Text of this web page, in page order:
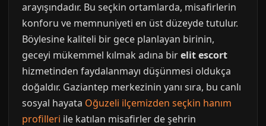
arayışındadır. Bu seçkin ortamlarda, misafirlerin
konforu ve memnuniyeti en üst düzeyde tutulur.
Böylesine kaliteli bir gece planlayan birinin,
geceyi mükemmel kılmak adına birelit escort
hizmetinden faydalanmayı düşünmesi oldukça
doğaldır. Gaziantep merkezinin yanı sıra, bu canlı
sosyal hayata Oğuzeli ilçemizden seçkin hanım
profilleri ile katılan misafirler de şehrin